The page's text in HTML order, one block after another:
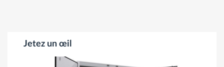
Jetez un œil